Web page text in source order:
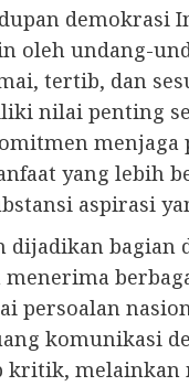
demokrasi
oleh undang-
tertib, dan
nilai penting
menjaga
yang lebih
aspirasi
bagian
persoalan
komunikasi
melainkan